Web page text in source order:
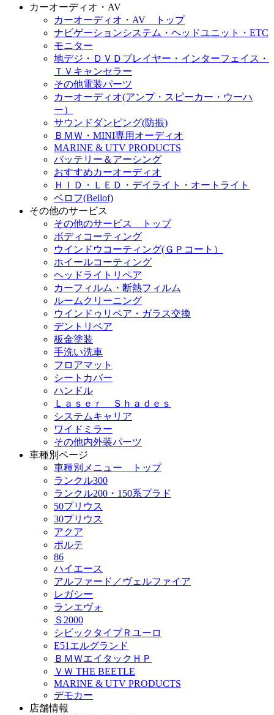
カーオーディオ・AV
カーオーディオ・AV トップ
ナビゲーションシステム・ヘッドユニット・ETC
モニター
地デジ・ＤＶＤプレイヤー・インターフェイス・
ＴＶキャンセラー
その他電装パーツ
カーオーディオ(アンプ・スピーカー・ウーハ
ー）
サウンドダンピング(防振)
ＢＭＷ・MINI専用オーディオ
MARINE & UTV PRODUCTS
バッテリー＆アーシング
おすすめカーオーディオ
ＨＩＤ・ＬＥＤ・デイライト・オートライト
ベロフ(Bellof)
その他のサービス
その他のサービス トップ
ボディコーティング
ウインドウコーティング(ＧＰコート）
ホイールコーティング
ヘッドライトリペア
カーフィルム・断熱フィルム
ルームクリーニング
ウインドゥリペア・ガラス交換
デントリペア
板金塗装
手洗い洗車
フロアマット
シートカバー
ハンドル
Ｌａｓｅｒ Ｓｈａｄｅｓ
システムキャリア
ワイドミラー
その他内外装パーツ
車種別ページ
車種別メニュー トップ
ランクル300
ランクル200・150系プラド
50プリウス
30プリウス
アクア
ポルテ
86
ハイエース
アルファード／ヴェルファイア
レガシー
ランエヴォ
Ｓ2000
シビックタイプＲユーロ
E51エルグランド
ＢＭＷエイタックＨＰ
ＶＷ THE BEETLE
MARINE & UTV PRODUCTS
デモカー
店舗情報